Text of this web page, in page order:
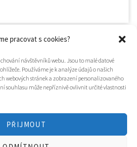
pracovat s cookies?
návštěvníků webu. Jsou to malé datové
Používáme je k analýze údajů o našich
webových stránek a zobrazení personalizovaného
souhlasu může nepříznivě ovlivnit určité vlastnosti
PŘIJMOUT